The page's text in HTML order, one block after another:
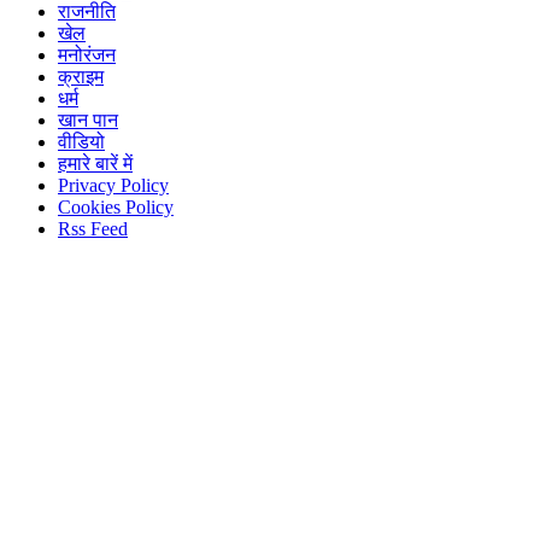
राजनीति
खेल
मनोरंजन
क्राइम
धर्म
खान पान
वीडियो
हमारे बारें में
Privacy Policy
Cookies Policy
Rss Feed